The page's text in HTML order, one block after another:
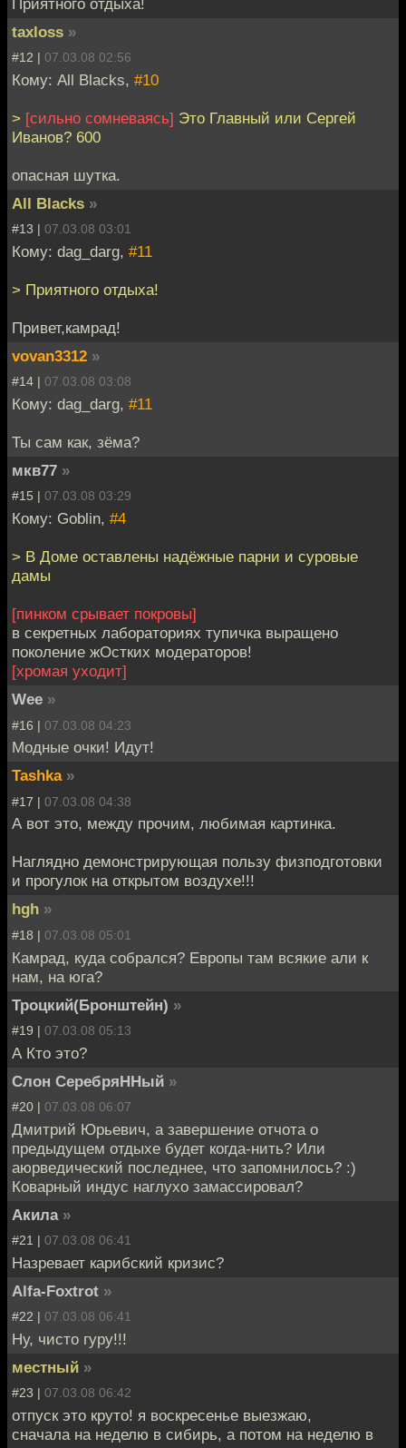
Приятного отдыха!
taxloss »
#12 | 07.03.08 02:56
Кому: All Blacks, #10
> [сильно сомневаясь] Это Главный или Сергей
Иванов? 600
опасная шутка.
All Blacks »
#13 | 07.03.08 03:01
Кому: dag_darg, #11
> Приятного отдыха!
Привет,камрад!
vovan3312 »
#14 | 07.03.08 03:08
Кому: dag_darg, #11
Ты сам как, зёма?
мкв77 »
#15 | 07.03.08 03:29
Кому: Goblin, #4
> В Доме оставлены надёжные парни и суровые
дамы
[пинком срывает покровы]
в секретных лабораториях тупичка выращено
поколение жОстких модераторов!
[хромая уходит]
Wee »
#16 | 07.03.08 04:23
Модные очки! Идут!
Tashka »
#17 | 07.03.08 04:38
А вот это, между прочим, любимая картинка.
Наглядно демонстрирующая пользу физподготовки
и прогулок на открытом воздухе!!!
hgh »
#18 | 07.03.08 05:01
Камрад, куда собрался? Европы там всякие али к
нам, на юга?
Троцкий(Бронштейн) »
#19 | 07.03.08 05:13
А Кто это?
Слон СеребряННый »
#20 | 07.03.08 06:07
Дмитрий Юрьевич, а завершение отчота о
предыдущем отдыхе будет когда-нить? Или
аюрведический последнее, что запомнилось? :)
Коварный индус наглухо замассировал?
Акила »
#21 | 07.03.08 06:41
Назревает карибский кризис?
Alfa-Foxtrot »
#22 | 07.03.08 06:41
Ну, чисто гуру!!!
местный »
#23 | 07.03.08 06:42
отпуск это круто! я воскресенье выезжаю,
сначала на неделю в сибирь, а потом на неделю в